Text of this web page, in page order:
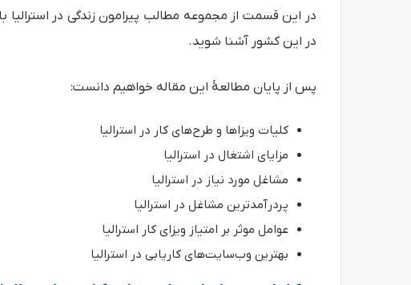
در این کشور آشنا شوید.
پس از پایان مطالعۀ این مقاله خواهیم دانست:
کلیات ویزاها و طرح‌های کار در استرالیا
مزایای اشتغال در استرالیا
مشاغل مورد نیاز در استرالیا
پردرآمدترین مشاغل در استرالیا
عوامل موثر بر امتیاز ویزای کار استرالیا
بهترین وب‌سایت‌های کاریابی در استرالیا